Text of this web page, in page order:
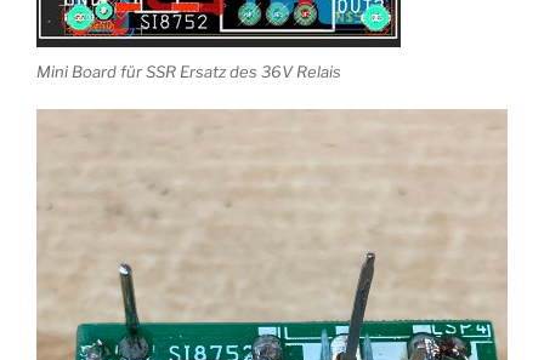
Mini Board für SSR Ersatz des 36V Relais